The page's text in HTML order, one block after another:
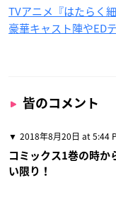
TVアニメ『はたらく
豪華キャスト陣やED
皆のコメント
2018年8月20日 at 5:44
コミックス1巻の時か
い限り！